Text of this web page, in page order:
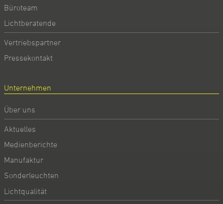
Büroteam
Lichtberatende
Vertriebspartner
Pressekontakt
Unternehmen
Über uns
Aktuelles
Medienberichte
Manufaktur
Sonderleuchten
Lichtqualität